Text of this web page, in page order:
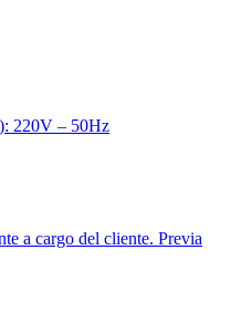
220V – 50Hz
a cargo del cliente. Previa